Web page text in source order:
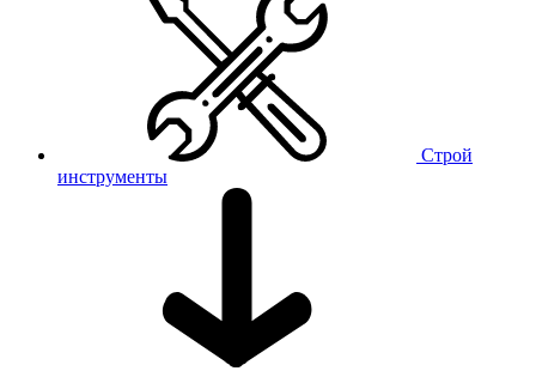
Строй
инструменты